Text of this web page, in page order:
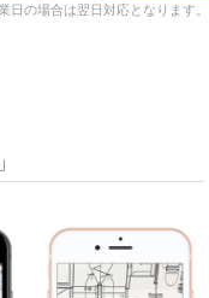
日の場合は翌日対応となります。